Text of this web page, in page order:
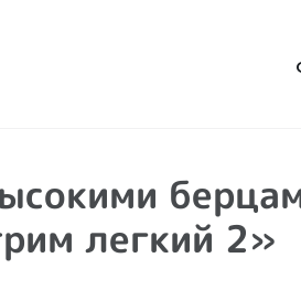
легкий 2»